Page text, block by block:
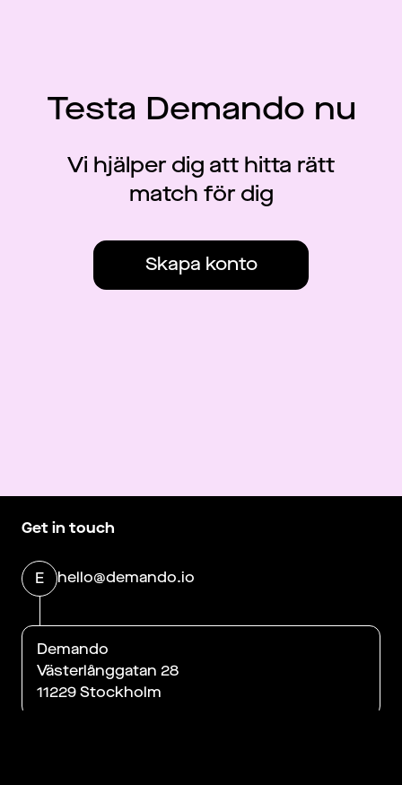
Testa Demando nu
Vi hjälper dig att hitta rätt
match för dig
Skapa konto
Get in touch
E hello@demando.io
Demando
Västerlånggatan 28
11229 Stockholm